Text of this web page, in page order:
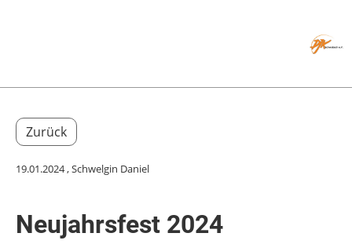
Zurück
19.01.2024, Schwelgin Daniel
Neujahrsfest 2024